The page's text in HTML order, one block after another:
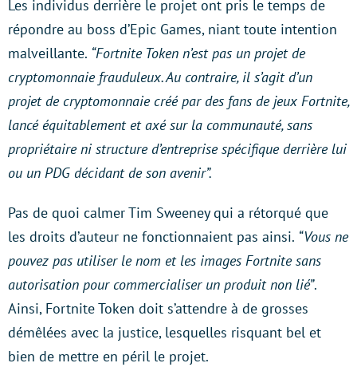
Les individus derrière le projet ont pris le temps de
répondre au boss d’Epic Games, niant toute intention
malveillante. “Fortnite Token n’est pas un projet de
cryptomonnaie frauduleux. Au contraire, il s’agit d’un
projet de cryptomonnaie créé par des fans de jeux Fortnite,
lancé équitablement et axé sur la communauté, sans
propriétaire ni structure d’entreprise spécifique derrière lui
ou un PDG décidant de son avenir”.
Pas de quoi calmer Tim Sweeney qui a rétorqué que
les droits d’auteur ne fonctionnaient pas ainsi. “Vous ne
pouvez pas utiliser le nom et les images Fortnite sans
autorisation pour commercialiser un produit non lié”.
Ainsi, Fortnite Token doit s’attendre à de grosses
démêlées avec la justice, lesquelles risquant bel et
bien de mettre en péril le projet.